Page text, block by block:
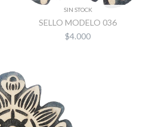
SIN STOCK
SELLO MODELO 036
$4.000